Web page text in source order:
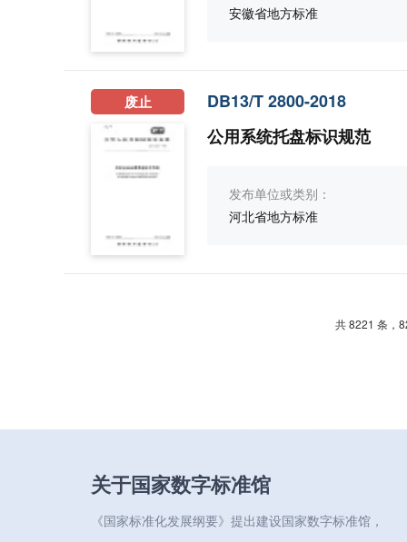
安徽省地方标准
废止
DB13/T 2800-2018
公用系统托盘标识规范
发布单位或类别：
河北省地方标准
共 8221 条，
关于国家数字标准馆
《国家标准化发展纲要》提出建设国家数字标准馆，